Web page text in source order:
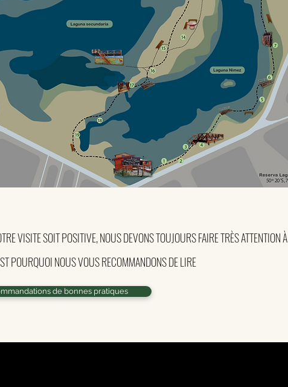
VISITE SOIT POSITIVE, NOUS DEVONS TOUJOURS FAIRE TRÈS ATTENTION À
POURQUOI NOUS VOUS RECOMMANDONS DE LIRE
de bonnes pratiques